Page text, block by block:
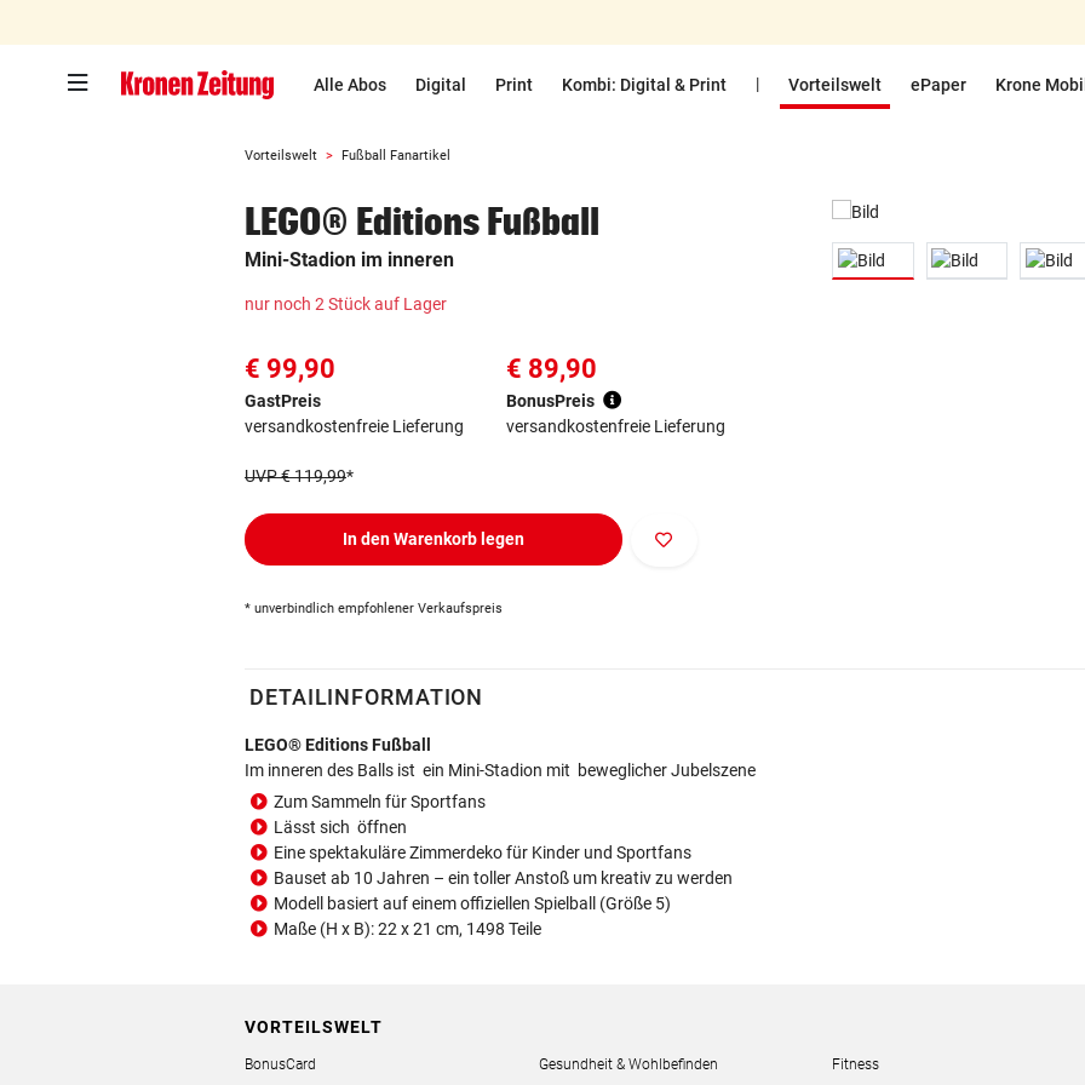
Alle Abos Digital Print Kombi: Digital & Print | Vorteilswelt ePaper Krone
Vorteilswelt Fußball Fanartikel
LEGO® Editions Fußball
Mini-Stadion im inneren
nur noch 2 Stück auf Lager
€ 99,90
GastPreis
versandkostenfreie Lieferung
€ 89,90
BonusPreis
versandkostenfreie Lieferung
UVP € 119,99*
In den Warenkorb legen
* unverbindlich empfohlener Verkaufspreis
DETAILINFORMATION
LEGO® Editions Fußball
Im inneren des Balls ist ein Mini-Stadion mit beweglicher Jubelszene
Zum Sammeln für Sportfans
Lässt sich öffnen
Eine spektakuläre Zimmerdeko für Kinder und Sportfans
Bauset ab 10 Jahren – ein toller Anstoß um kreativ zu werden
Modell basiert auf einem offiziellen Spielball (Größe 5)
Maße (H x B): 22 x 21 cm, 1498 Teile
VORTEILSWELT
BonusCard Gesundheit & Wohlbefinden Fitness